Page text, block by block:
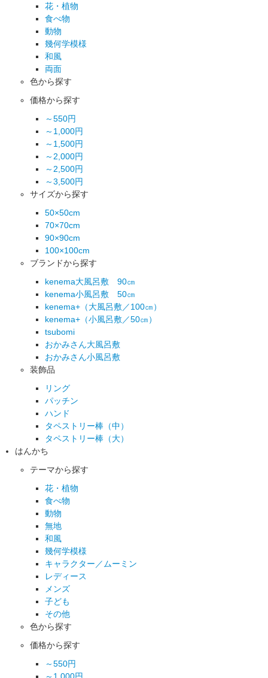
花・植物
食べ物
動物
幾何学模様
和風
両面
色から探す
価格から探す
～550円
～1,000円
～1,500円
～2,000円
～2,500円
～3,500円
サイズから探す
50×50cm
70×70cm
90×90cm
100×100cm
ブランドから探す
kenema大風呂敷 90㎝
kenema小風呂敷 50㎝
kenema+（大風呂敷／100㎝）
kenema+（小風呂敷／50㎝）
tsubomi
おかみさん大風呂敷
おかみさん小風呂敷
装飾品
リング
パッチン
ハンド
タペストリー棒（中）
タペストリー棒（大）
はんかち
テーマから探す
花・植物
食べ物
動物
無地
和風
幾何学模様
キャラクター／ムーミン
レディース
メンズ
子ども
その他
色から探す
価格から探す
～550円
～1,000円